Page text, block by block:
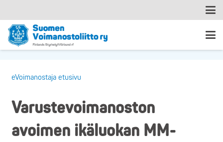
eVoimanostaja etusivu
Varustevoimanoston
avoimen ikäluokan MM-